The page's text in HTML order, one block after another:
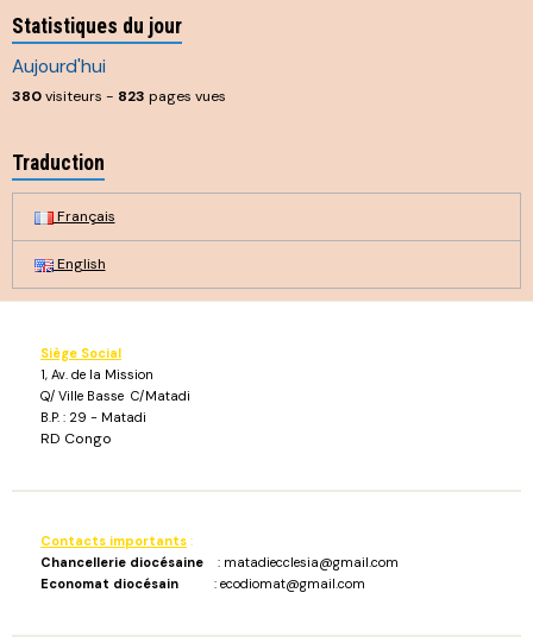
Statistiques du jour
Aujourd'hui
380visiteurs - 823 pages vues
Traduction
Français
English
Siège Social
1, Av. de la Mission
Q/ Ville Basse C/Matadi
B.P. : 29 - Matadi
RD Congo
Contacts importants :
Chancellerie diocésaine : matadiecclesia@gmail.com
Economat diocésain : ecodiomat@gmail.com